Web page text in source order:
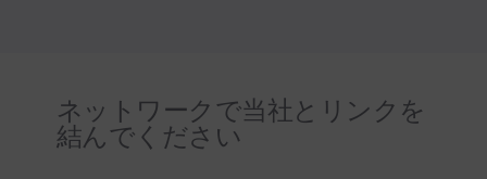
ネットワークで当社とリンクを
結んでください